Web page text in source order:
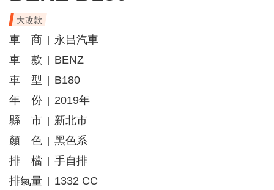
大改款
車 商
永昌汽車
車 款
BENZ
車 型
B180
年 份
2019年
縣 市
新北市
顏 色
黑色系
排 檔
手自排
排氣量
1332 CC